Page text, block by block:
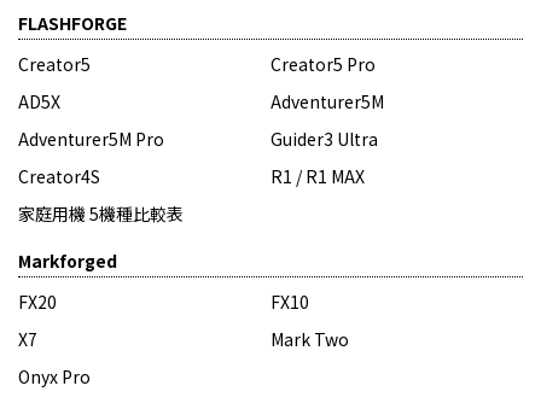
FLASHFORGE
Creator5
Creator5 Pro
AD5X
Adventurer5M
Adventurer5M Pro
Guider3 Ultra
Creator4S
R1 / R1 MAX
家庭用機 5機種比較表
Markforged
FX20
FX10
X7
Mark Two
Onyx Pro